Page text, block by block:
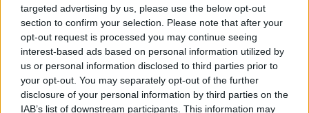
targeted advertising by us, please use the below opt-out
section to confirm your selection. Please note that after your
opt-out request is processed you may continue seeing
interest-based ads based on personal information utilized by
us or personal information disclosed to third parties prior to
your opt-out. You may separately opt-out of the further
disclosure of your personal information by third parties on the
IAB’s list of downstream participants. This information may